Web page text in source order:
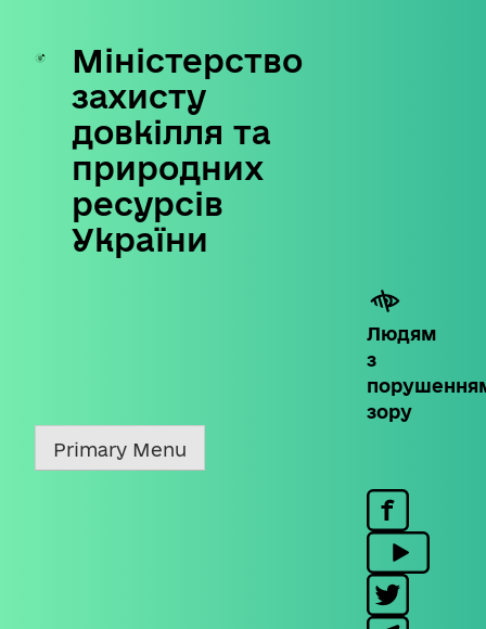
Skip
content
Міністерство
захисту
довкілля та
природних
ресурсів
України
Людям
з
зору
Primary Menu